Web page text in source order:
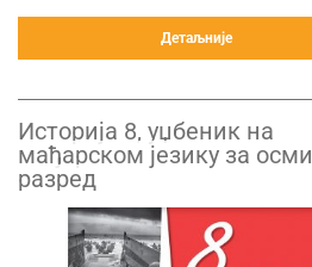
Детаљније
Историја 8, уџбеник на
мађарском језику за осми
разред